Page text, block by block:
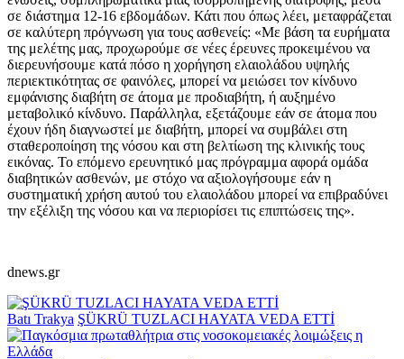
σε διάστημα 12-16 εβδομάδων. Κάτι που όπως λέει, μεταφράζεται
σε καλύτερη πρόγνωση για τους ασθενείς: «Με βάση τα ευρήματα
της μελέτης μας, προχωρούμε σε νέες έρευνες προκειμένου να
διερευνήσουμε κατά πόσο η χορήγηση ελαιολάδου υψηλής
περιεκτικότητας σε φαινόλες, μπορεί να μειώσει τον κίνδυνο
εμφάνισης διαβήτη σε άτομα με προδιαβήτη, ή αυξημένο
μεταβολικό κίνδυνο. Παράλληλα, εξετάζουμε εάν σε άτομα που
έχουν ήδη διαγνωστεί με διαβήτη, μπορεί να συμβάλει στη
σταθεροποίηση της νόσου και στη βελτίωση της κλινικής τους
εικόνας. Το επόμενο ερευνητικό μας πρόγραμμα αφορά ομάδα
διαβητικών ασθενών, με στόχο να αξιολογήσουμε εάν η
συστηματική χρήση αυτού του ελαιολάδου μπορεί να επιβραδύνει
την εξέλιξη της νόσου και να περιορίσει τις επιπτώσεις της».
dnews.gr
Batı Trakya ŞÜKRÜ TUZLACI HAYATA VEDA ETTİ